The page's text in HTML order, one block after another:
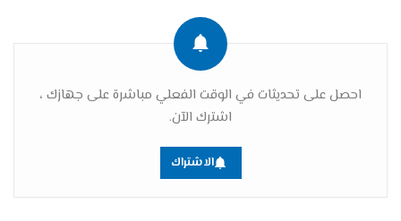
احصل على تحديثات في الوقت الفعلي مباشرة على جهازك ،
اشترك الآن.
الاشتراك